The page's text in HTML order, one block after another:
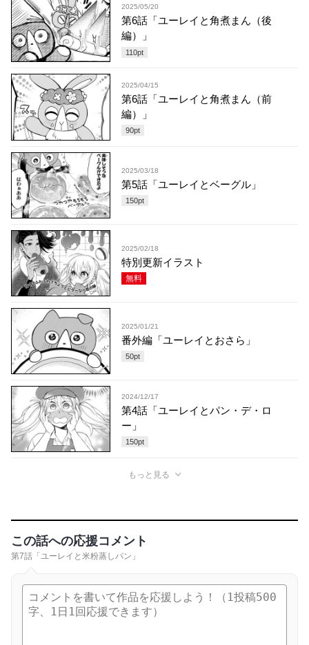
2025/05/20
第6話「ユーレイと角煮まん（後
編）」
110pt
2025/04/15
第6話「ユーレイと角煮まん（前
編）」
90pt
2025/03/18
第5話「ユーレイとベーグル」
150pt
2025/02/18
特別更新イラスト
無料
2025/01/21
番外編「ユーレイとおさら」
50pt
2024/12/17
第4話「ユーレイとパン・デ・ロ
ー」
150pt
もっと見る
この話への応援コメント
第7話「ユーレイと米粉蒸しパン」